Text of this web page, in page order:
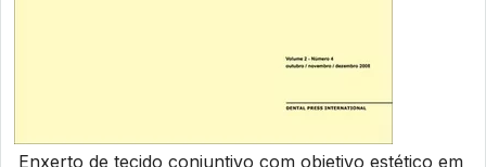
Enxerto de tecido conjuntivo com objetivo estético em